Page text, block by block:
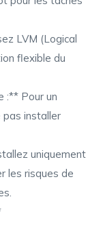
LVM (Logical
flexible du
:** Pour un
pas installer
uniquement
les risques de